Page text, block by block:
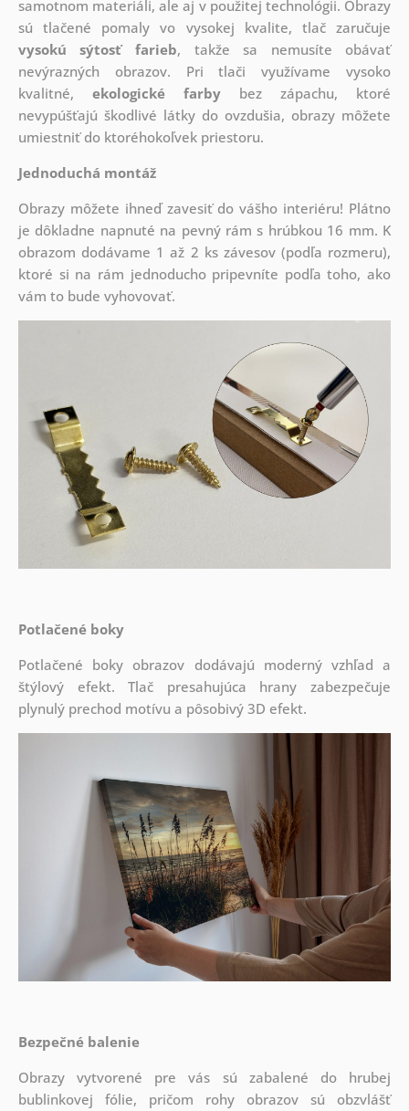
samotnom materiáli, ale aj v použitej technológii. Obrazy
sú tlačené pomaly vo vysokej kvalite, tlač zaručuje
vysokú sýtosť farieb, takže sa nemusíte obávať
nevýrazných obrazov. Pri tlači využívame vysoko
kvalitné, ekologické farby bez zápachu, ktoré
nevypúšťajú škodlivé látky do ovzdušia, obrazy môžete
umiestniť do ktoréhokoľvek priestoru.
Jednoduchá montáž
Obrazy môžete ihneď zavesiť do vášho interiéru! Plátno
je dôkladne napnuté na pevný rám s hrúbkou 16 mm. K
obrazom dodávame 1 až 2 ks závesov (podľa rozmeru),
ktoré si na rám jednoducho pripevníte podľa toho, ako
vám to bude vyhovovať.
Potlačené boky
Potlačené boky obrazov dodávajú moderný vzhľad a
štýlový efekt. Tlač presahujúca hrany zabezpečuje
plynulý prechod motívu a pôsobivý 3D efekt.
Bezpečné balenie
Obrazy vytvorené pre vás sú zabalené do hrubej
bublinkovej fólie, pričom rohy obrazov sú obzvlášť